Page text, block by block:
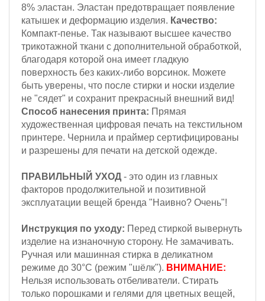
8% эластан. Эластан предотвращает появление
катышек и деформацию изделия. Качество:
Компакт-пенье. Так называют высшее качество
трикотажной ткани с дополнительной обработкой,
благодаря которой она имеет гладкую
поверхность без каких-либо ворсинок. Можете
быть уверены, что после стирки и носки изделие
не "сядет" и сохранит прекрасный внешний вид!
Способ нанесения принта: Прямая
художественная цифровая печать на текстильном
принтере. Чернила и праймер сертифицированы
и разрешены для печати на детской одежде.
ПРАВИЛЬНЫЙ УХОД - это один из главных
факторов продолжительной и позитивной
эксплуатации вещей бренда "Наивно? Очень"!
Инструкция по уходу: Перед стиркой вывернуть
изделие на изнаночную сторону. Не замачивать.
Ручная или машинная стирка в деликатном
режиме до 30°С (режим "шёлк"). ВНИМАНИЕ:
Нельзя использовать отбеливатели. Стирать
только порошками и гелями для цветных вещей,